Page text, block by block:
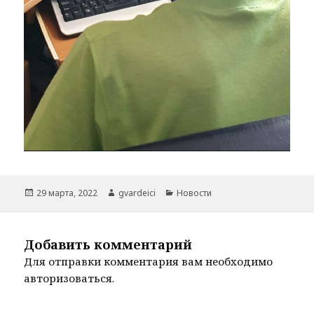
Опубликовано
29 марта, 2022 Автор
gvardeici Рубрики
Новости
Добавить комментарий
Для отправки комментария вам необходимо
авторизоваться.